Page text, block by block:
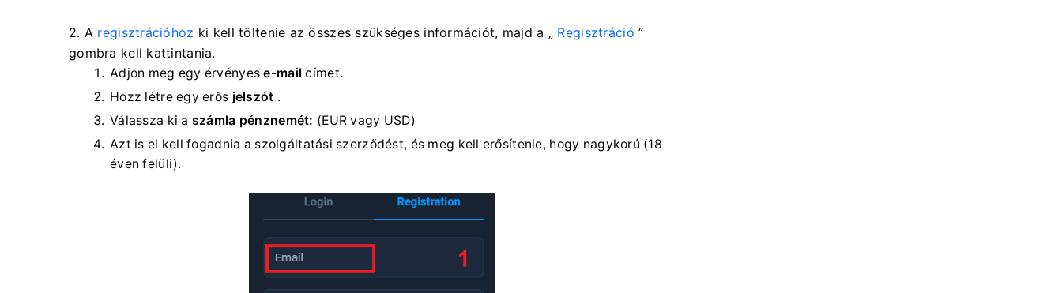
2. A regisztrációhoz ki kell töltenie az összes szükséges információt, majd a „ Regisztráció ”
gombra kell kattintania.
Adjon meg egy érvényese-mail címet.
Hozz létre egy erős jelszót .
Válassza ki a számla pénznemét: (EUR vagy USD)
Azt is el kell fogadnia a szolgáltatási szerződést, és meg kell erősítenie, hogy nagykorú (18
éven felüli).